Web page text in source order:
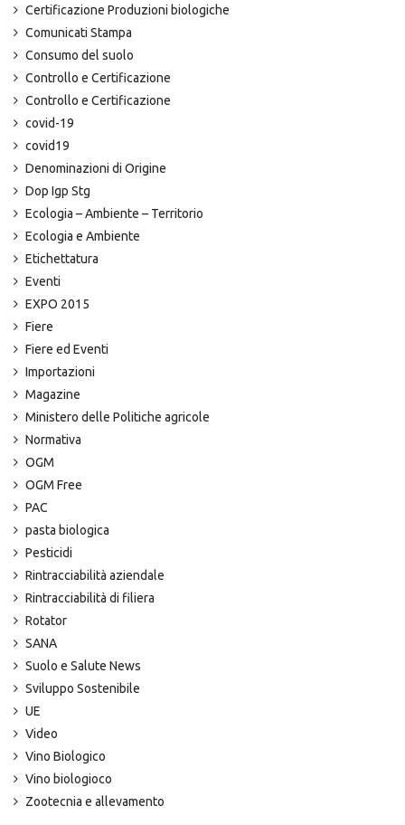
Certificazione Produzioni biologiche
Comunicati Stampa
Consumo del suolo
Controllo e Certificazione
Controllo e Certificazione
covid-19
covid19
Denominazioni di Origine
Dop Igp Stg
Ecologia – Ambiente – Territorio
Ecologia e Ambiente
Etichettatura
Eventi
EXPO 2015
Fiere
Fiere ed Eventi
Importazioni
Magazine
Ministero delle Politiche agricole
Normativa
OGM
OGM Free
PAC
pasta biologica
Pesticidi
Rintracciabilità aziendale
Rintracciabilità di filiera
Rotator
SANA
Suolo e Salute News
Sviluppo Sostenibile
UE
Video
Vino Biologico
Vino biologioco
Zootecnia e allevamento